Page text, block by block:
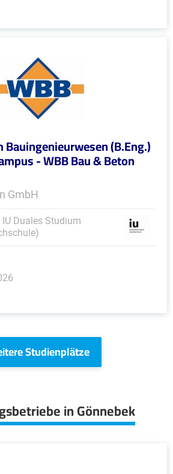
(B.Eng.)
- WBB Bau & Beton
GmbH
Duales Studium
Studienplätze
in Gönnebek